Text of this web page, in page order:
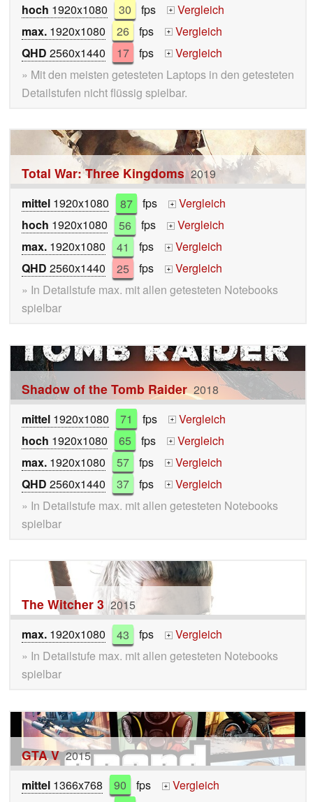
hoch 1920x1080 30 fps +
Vergleich
max. 1920x1080 26 fps +
Vergleich
QHD 2560x1440 17 fps +
Vergleich
» Mit den meisten getesteten Laptops in den getesteten
Detailstufen nicht flüssig spielbar.
Total War: Three Kingdoms 2019
mittel 1920x1080 87 fps +
Vergleich
hoch 1920x1080 56 fps +
Vergleich
max. 1920x1080 41 fps +
Vergleich
QHD 2560x1440 25 fps +
Vergleich
» In Detailstufe max. mit allen getesteten Notebooks
spielbar
Shadow of the Tomb Raider 2018
mittel 1920x1080 71 fps +
Vergleich
hoch 1920x1080 65 fps +
Vergleich
max. 1920x1080 57 fps +
Vergleich
QHD 2560x1440 37 fps +
Vergleich
» In Detailstufe max. mit allen getesteten Notebooks
spielbar
The Witcher 3 2015
max. 1920x1080 43 fps +
Vergleich
» In Detailstufe max. mit allen getesteten Notebooks
spielbar
GTA V 2015
mittel 1366x768 90 fps +
Vergleich